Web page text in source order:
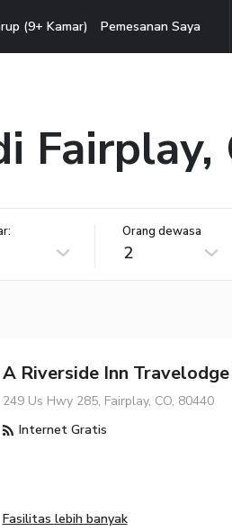
(9+ Kamar) Pemesanan Saya
Fairplay,
Orang dewasa
2
A Riverside Inn
249 Us Hwy 285, Fairplay, CO, 80440
Internet Gratis
Fasilitas lebih banyak